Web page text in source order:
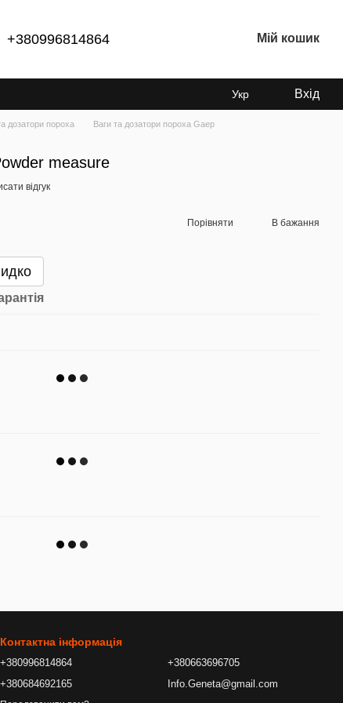
+380996814864 Мій кошик
Укр Вхід
дозатори пороха
Ваги та дозатори пороха Gaep
measure
відгук
Порівняти В бажання
Контактна інформація
+380996814864
+380684692165
+380663696705
Info.Geneta@gmail.com